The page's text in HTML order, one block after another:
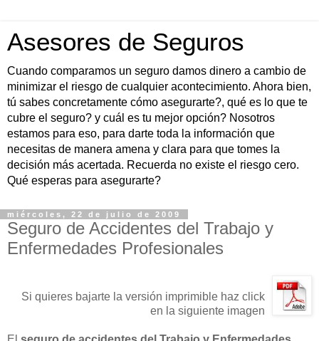
Asesores de Seguros
Cuando comparamos un seguro damos dinero a cambio de
minimizar el riesgo de cualquier acontecimiento. Ahora bien,
tú sabes concretamente cómo asegurarte?, qué es lo que te
cubre el seguro? y cuál es tu mejor opción? Nosotros
estamos para eso, para darte toda la información que
necesitas de manera amena y clara para que tomes la
decisión más acertada. Recuerda no existe el riesgo cero.
Qué esperas para asegurarte?
miércoles, 22 de julio de 2009
Seguro de Accidentes del Trabajo y
Enfermedades Profesionales
Si quieres bajarte la versión imprimible haz click
en la siguiente imagen